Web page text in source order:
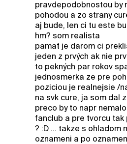
pravdepodobnostou by
pohodou a zo strany
aj bude, len ci tu este
hm? som realista
pamat je darom ci
jeden z prvých ak nie
to pekných par rokov
jednosmerka ze pre
poziciou je realnejsie /
na svk cure, ja som dal
preco by to napr
fanclub a pre tvorcu tak
? :D ... takze s ohladom
oznameni a po